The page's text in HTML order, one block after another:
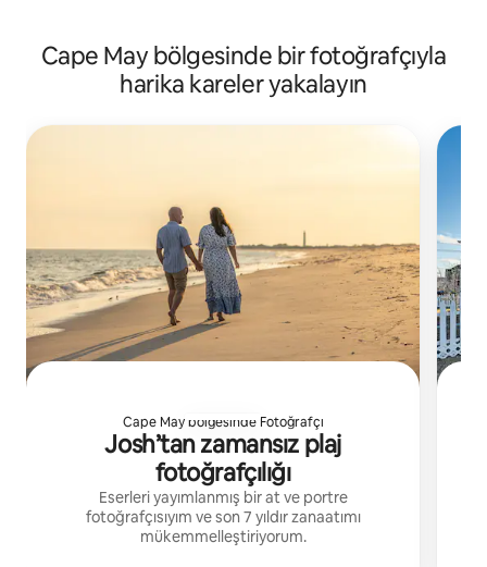
Cape May bölgesinde bir fotoğrafçıyla
harika kareler yakalayın
Cape May bölgesinde Fotoğrafçı
Josh’tan zamansız plaj
fotoğrafçılığı
Eserleri yayımlanmış bir at ve portre
fotoğrafçısıyım ve son 7 yıldır zanaatımı
mükemmelleştiriyorum.